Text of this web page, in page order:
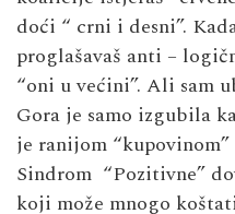
doći “ crni i desni”.
proglašavaš anti –
“oni u većini”. Ali sam
Gora je samo izgubila
je ranijom
Sindrom “Pozitivne”
koji može mnogo